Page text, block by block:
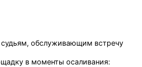
обслуживающим встречу
в моменты осаливания: